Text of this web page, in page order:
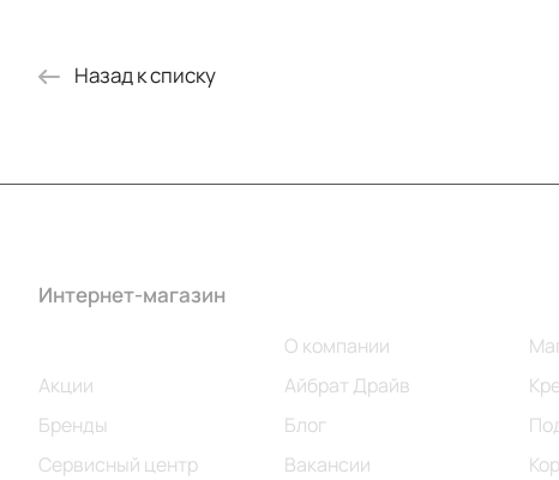
Назад к списку
Интернет-магазин
Акции
Бренды
Сервисный центр
О компании
Айбрат Драйв
Блог
Вакансии